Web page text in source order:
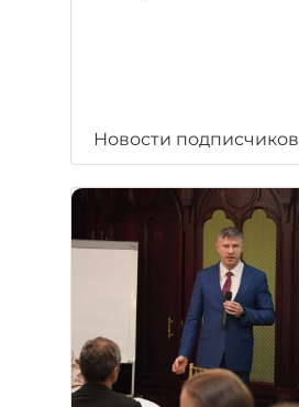
Новости подписчиков